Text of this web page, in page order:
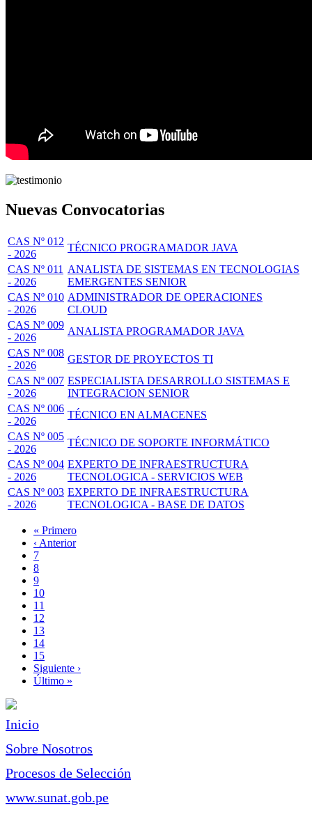
Nuevas Convocatorias
CAS Nº 012
- 2026
TÉCNICO PROGRAMADOR JAVA
CAS Nº 011
- 2026
ANALISTA DE SISTEMAS EN TECNOLOGIAS
EMERGENTES SENIOR
CAS Nº 010
- 2026
ADMINISTRADOR DE OPERACIONES
CLOUD
CAS Nº 009
- 2026
ANALISTA PROGRAMADOR JAVA
CAS Nº 008
- 2026
GESTOR DE PROYECTOS TI
CAS Nº 007
- 2026
ESPECIALISTA DESARROLLO SISTEMAS E
INTEGRACION SENIOR
CAS Nº 006
- 2026
TÉCNICO EN ALMACENES
CAS Nº 005
- 2026
TÉCNICO DE SOPORTE INFORMÁTICO
CAS Nº 004
- 2026
EXPERTO DE INFRAESTRUCTURA
TECNOLOGICA - SERVICIOS WEB
CAS Nº 003
- 2026
EXPERTO DE INFRAESTRUCTURA
TECNOLOGICA - BASE DE DATOS
Paginación
Primera
página
« Primero
Página
anterior
‹ Anterior
Page
7
Page
8
Page
9
Page
10
Página
actual
11
Page
12
Page
13
Page
14
Page
15
Siguiente
página
Siguiente ›
Última
Último »
Inicio
Sobre Nosotros
Procesos de Selección
www.sunat.gob.pe